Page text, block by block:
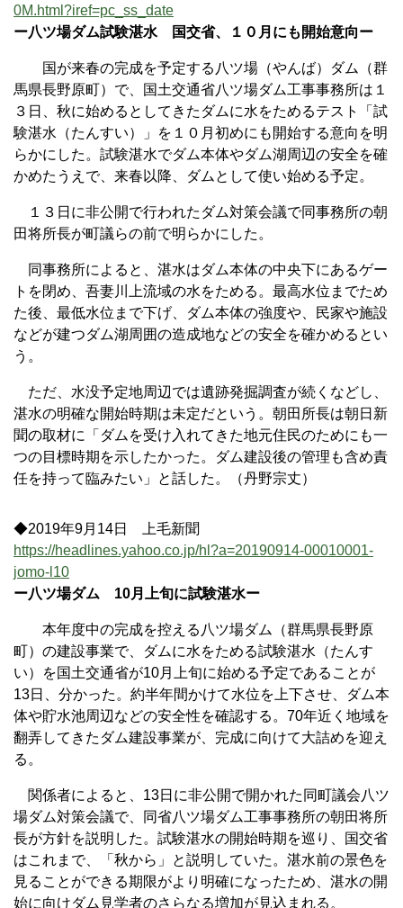
0M.html?iref=pc_ss_date
ー八ツ場ダム試験湛水 国交省、１０月にも開始意向ー
国が来春の完成を予定する八ツ場（やんば）ダム（群
馬県長野原町）で、国土交通省八ツ場ダム工事事務所は１
３日、秋に始めるとしてきたダムに水をためるテスト「試
験湛水（たんすい）」を１０月初めにも開始する意向を明
らかにした。試験湛水でダム本体やダム湖周辺の安全を確
かめたうえで、来春以降、ダムとして使い始める予定。
１３日に非公開で行われたダム対策会議で同事務所の朝
田将所長が町議らの前で明らかにした。
同事務所によると、湛水はダム本体の中央下にあるゲー
トを閉め、吾妻川上流域の水をためる。最高水位までため
た後、最低水位まで下げ、ダム本体の強度や、民家や施設
などが建つダム湖周囲の造成地などの安全を確かめるとい
う。
ただ、水没予定地周辺では遺跡発掘調査が続くなどし、
湛水の明確な開始時期は未定だという。朝田所長は朝日新
聞の取材に「ダムを受け入れてきた地元住民のためにも一
つの目標時期を示したかった。ダム建設後の管理も含め責
任を持って臨みたい」と話した。（丹野宗丈）
◆2019年9月14日 上毛新聞
https://headlines.yahoo.co.jp/hl?a=20190914-00010001-
jomo-l10
ー八ツ場ダム 10月上旬に試験湛水ー
本年度中の完成を控える八ツ場ダム（群馬県長野原
町）の建設事業で、ダムに水をためる試験湛水（たんす
い）を国土交通省が10月上旬に始める予定であることが
13日、分かった。約半年間かけて水位を上下させ、ダム本
体や貯水池周辺などの安全性を確認する。70年近く地域を
翻弄してきたダム建設事業が、完成に向けて大詰めを迎え
る。
関係者によると、13日に非公開で開かれた同町議会八ツ
場ダム対策会議で、同省八ツ場ダム工事事務所の朝田将所
長が方針を説明した。試験湛水の開始時期を巡り、国交省
はこれまで、「秋から」と説明していた。湛水前の景色を
見ることができる期限がより明確になったため、湛水の開
始に向けダム見学者のさらなる増加が見込まれる。